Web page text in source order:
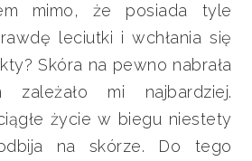
mimo, że posiada tyle
leciutki i wchłania się
Skóra na pewno nabrała
mi najbardziej.
życie w biegu niestety
na skórze. Do tego